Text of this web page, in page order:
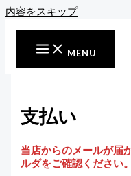
内容をスキップ
MENU
支払い
当店からのメールが届
ルダをご確認ください。